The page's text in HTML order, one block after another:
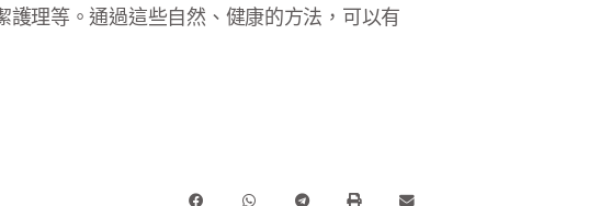
理等。通過這些自然、健康的方法，可以有